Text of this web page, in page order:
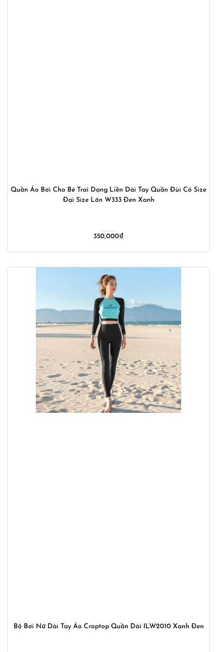
Quần Áo Bơi Cho Bé Trai Dạng Liền Dài Tay Quần Đùi Có Size
Đại Size Lớn W333 Đen Xanh
350,000₫
Bộ Bơi Nữ Dài Tay Áo Croptop Quần Dài ILW2010 Xanh Đen